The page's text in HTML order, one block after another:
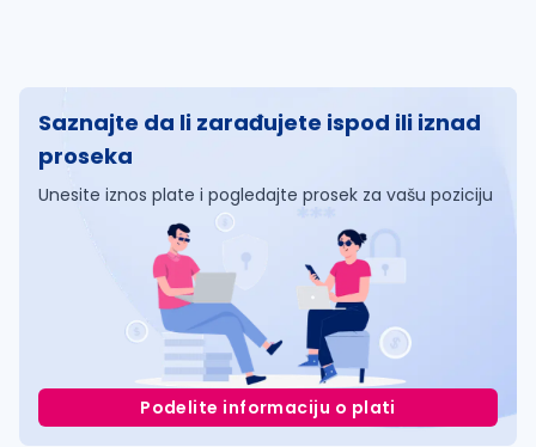
Saznajte da li zarađujete ispod ili iznad
proseka
Unesite iznos plate i pogledajte prosek za vašu poziciju
Podelite informaciju o plati